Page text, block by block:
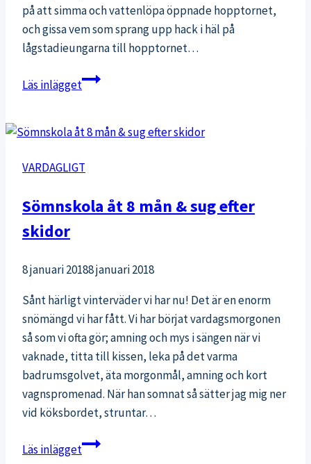
på att simma och vattenlöpa öppnade hopptornet,
och gissa vem som sprang upp hack i häl på
lågstadieungarna till hopptornet…
Läs inläggetSimhopp
VARDAGLIGT
Sömnskola åt 8 mån & sug efter
skidor
8 januari 20188 januari 2018
Sånt härligt vinterväder vi har nu! Det är en enorm
snömängd vi har fått. Vi har börjat vardagsmorgonen
så som vi ofta gör; amning och mys i sängen när vi
vaknade, titta till kissen, leka på det varma
badrumsgolvet, äta morgonmål, amning och kort
vagnspromenad. När han somnat så sätter jag mig ner
vid köksbordet, struntar…
Läs inläggetSömnskola